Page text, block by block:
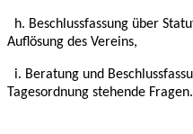
h. Beschlussfassung über
Auflösung des Vereins,
i. Beratung und
Tagesordnung stehende Fragen.